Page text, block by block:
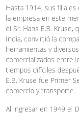
Hasta 1914, sus
la empresa en este
el Sr. Hans E.B. Kruse,
India, convirtió la
herramientas y
comercializados entre
tiempos difíciles
E.B. Kruse fue Primer
comercio y transporte.
Al ingresar en 1949 el